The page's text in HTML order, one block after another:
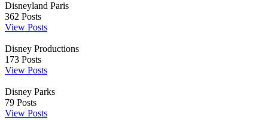
Disneyland Paris
362 Posts
View Posts
Disney Productions
173 Posts
View Posts
Disney Parks
79 Posts
View Posts